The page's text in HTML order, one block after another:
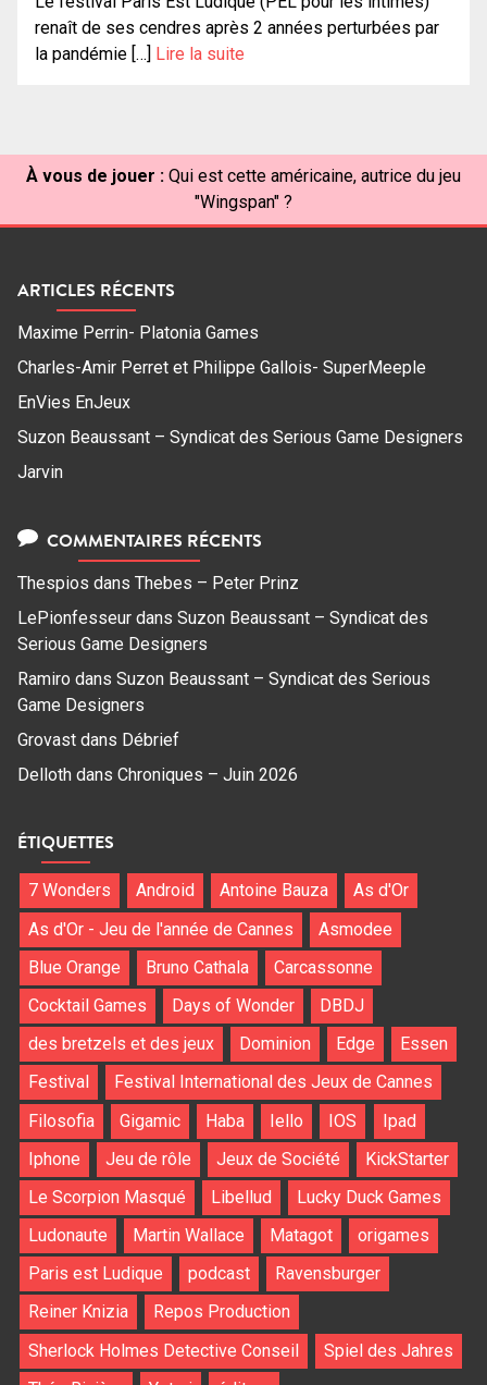
renaît de ses cendres après 2 années perturbées par
la pandémie […] Lire la suite
À vous de jouer : Qui est cette américaine, autrice du jeu
"Wingspan" ?
ARTICLES RÉCENTS
Maxime Perrin- Platonia Games
Charles-Amir Perret et Philippe Gallois- SuperMeeple
EnVies EnJeux
Suzon Beaussant – Syndicat des Serious Game Designers
Jarvin
COMMENTAIRES RÉCENTS
Thespios dans Thebes – Peter Prinz
LePionfesseur dans Suzon Beaussant – Syndicat des
Serious Game Designers
Ramiro dans Suzon Beaussant – Syndicat des Serious
Game Designers
Grovast dans Débrief
Delloth dans Chroniques – Juin 2026
ÉTIQUETTES
7 Wonders Android Antoine Bauza
As d'Or
As d'Or - Jeu de l'année de Cannes
Asmodee
Blue Orange
Bruno Cathala
Carcassonne
Cocktail Games
Days of Wonder
DBDJ
des bretzels et des jeux
Dominion Edge
Essen
Festival
Festival International des Jeux de Cannes
Filosofia
Gigamic Haba Iello IOS
Ipad
Iphone
Jeu de rôle Jeux de Société
KickStarter
Le Scorpion Masqué
Libellud
Lucky Duck Games
Ludonaute
Martin Wallace Matagot
origames
Paris est Ludique
podcast
Ravensburger
Reiner Knizia
Repos Production
Sherlock Holmes Detective Conseil
Spiel des Jahres